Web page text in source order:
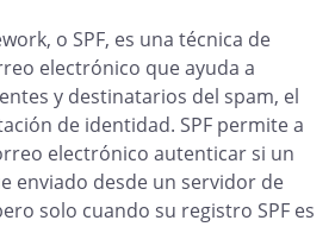
o SPF, es una técnica de
electrónico que ayuda a
y destinatarios del spam, el
de identidad. SPF permite a
electrónico autenticar si un
enviado desde un servidor de
solo cuando su registro SPF es